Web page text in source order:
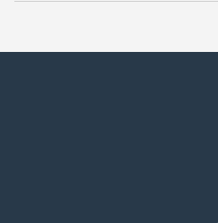
للبيع في الإمارات هي لكزس